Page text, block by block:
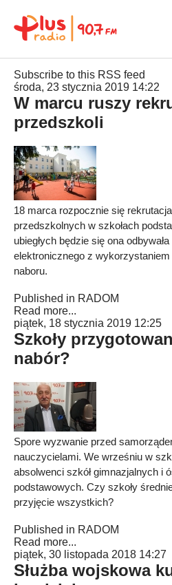
Subscribe to this RSS feed
środa, 23 stycznia 2019 14:22
W marcu ruszy
przedszkoli
18 marca rozpocznie się
przedszkolnych w szkołach
ubiegłych będzie się ona
elektronicznego z
naboru.
Published in RADOM
Read more...
piątek, 18 stycznia 2019 12:25
Szkoły
nabór?
Spore wyzwanie przed
nauczycielami. We wrześniu w
absolwenci szkół gimnazjalnych i
podstawowych. Czy szkoły
przyjęcie wszystkich?
Published in RADOM
Read more...
piątek, 30 listopada 2018 14:27
Służba wojskowa